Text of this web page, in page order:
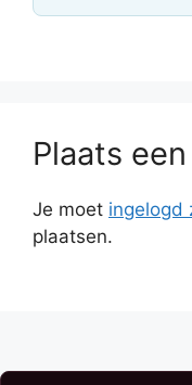
Plaats
Je moet ingelogd
plaatsen.